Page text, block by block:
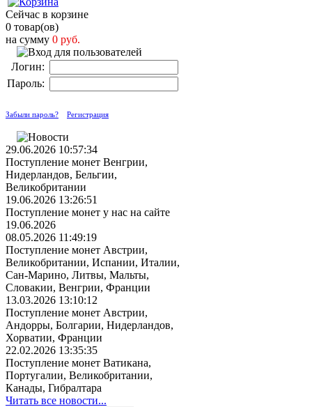
Сейчас в корзине
0 товар(ов)
на сумму 0 руб.
Логин:
Пароль:
Забыли пароль? Регистрация
29.06.2026 10:57:34
Поступление монет Венгрии,
Нидерландов, Бельгии,
Великобритании
19.06.2026 13:26:51
Поступление монет у нас на сайте
19.06.2026
08.05.2026 11:49:19
Поступление монет Австрии,
Великобритании, Испании, Италии,
Сан-Марино, Литвы, Мальты,
Словакии, Венгрии, Франции
13.03.2026 13:10:12
Поступление монет Австрии,
Андорры, Болгарии, Нидерландов,
Хорватии, Франции
22.02.2026 13:35:35
Поступление монет Ватикана,
Португалии, Великобритании,
Канады, Гибралтара
Читать все новости...